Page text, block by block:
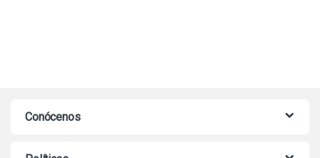
Conócenos